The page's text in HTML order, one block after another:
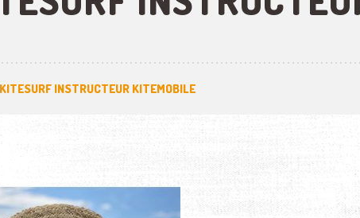
INSTRUCTEUR KITEMOBILE